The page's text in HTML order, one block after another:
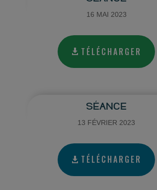
16 MAI 2023
TÉLÉCHARGER
SÉANCE
13 FÉVRIER 2023
TÉLÉCHARGER